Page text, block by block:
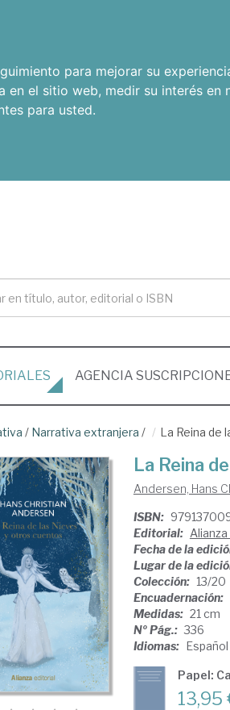
para mejorar su
en el sitio web, medir su interés en
para usted.
AGENCIA
/ Narrativa extranjera / La Reina de
La Reina
Andersen, Hans
ISBN:
Editorial:
Fecha de la
Lugar de la
Colección: 13/20
Encuadernación:
Medidas: 21 cm
Nº Pág.: 336
Idiomas: Español
Papel:
13,95